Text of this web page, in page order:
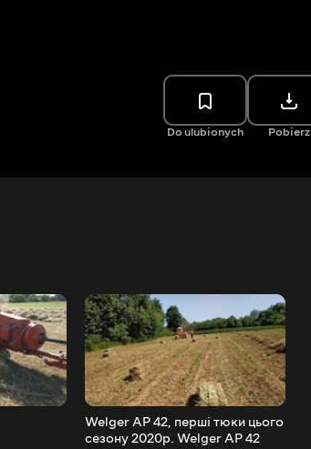
Do ulubionych Pobierz
Welger AP 42, перші тюки цього
сезону 2020р. Welger AP 42